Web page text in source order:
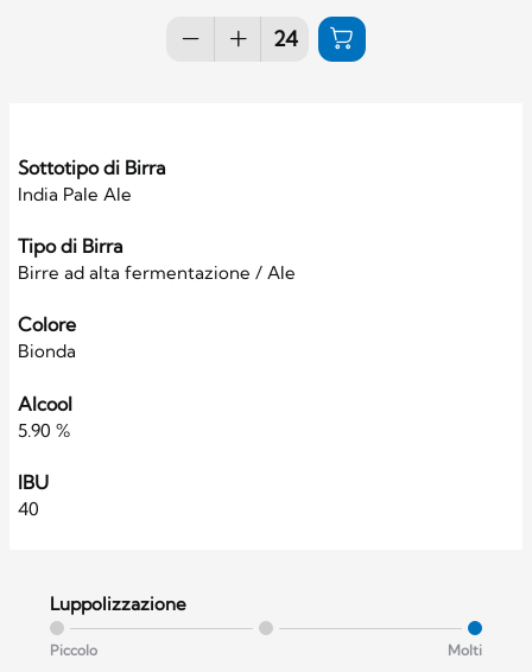
Sottotipo di Birra
India Pale Ale
Tipo di Birra
Birre ad alta fermentazione / Ale
Colore
Bionda
Alcool
5.90 %
IBU
40
Luppolizzazione
Piccolo Molti